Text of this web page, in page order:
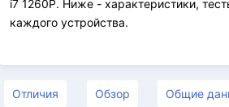
i7 1260P. Ниже - характеристики,
каждого устройства.
Отличия Обзор Общие